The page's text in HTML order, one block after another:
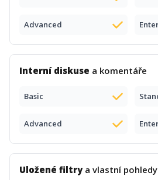
Advanced
Interní diskuse a komentáře
Basic
Advanced
Uložené filtrya vlastní